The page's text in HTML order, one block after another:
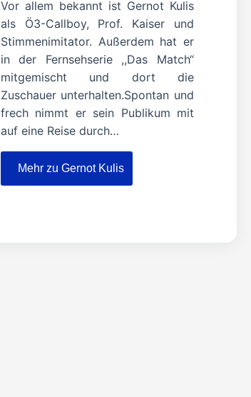
Vor allem bekannt ist Gernot Kulis
als Ö3-Callboy, Prof. Kaiser und
Stimmenimitator. Außerdem hat er
in der Fernsehserie ,,Das Match“
mitgemischt und dort die
Zuschauer unterhalten.Spontan und
frech nimmt er sein Publikum mit
auf eine Reise durch…
Mehr zu Gernot Kulis